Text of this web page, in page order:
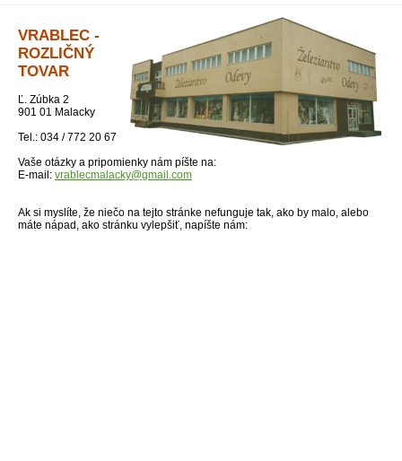
VRABLEC -
ROZLIČNÝ
TOVAR
Ľ. Zúbka 2
901 01 Malacky
Tel.: 034 / 772 20 67
Vaše otázky a pripomienky nám píšte na:
E-mail: vrablecmalacky@gmail.com
Ak si myslíte, že niečo na tejto stránke nefunguje tak, ako by malo, alebo
máte nápad, ako stránku vylepšiť, napíšte nám: